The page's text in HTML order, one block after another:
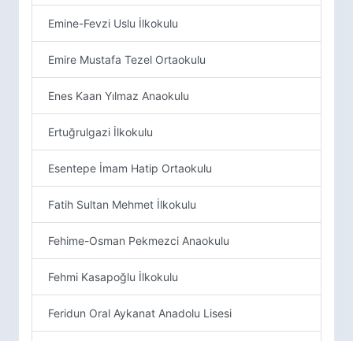
Emine-Fevzi Uslu İlkokulu
Emire Mustafa Tezel Ortaokulu
Enes Kaan Yılmaz Anaokulu
Ertuğrulgazi İlkokulu
Esentepe İmam Hatip Ortaokulu
Fatih Sultan Mehmet İlkokulu
Fehime-Osman Pekmezci Anaokulu
Fehmi Kasapoğlu İlkokulu
Feridun Oral Aykanat Anadolu Lisesi